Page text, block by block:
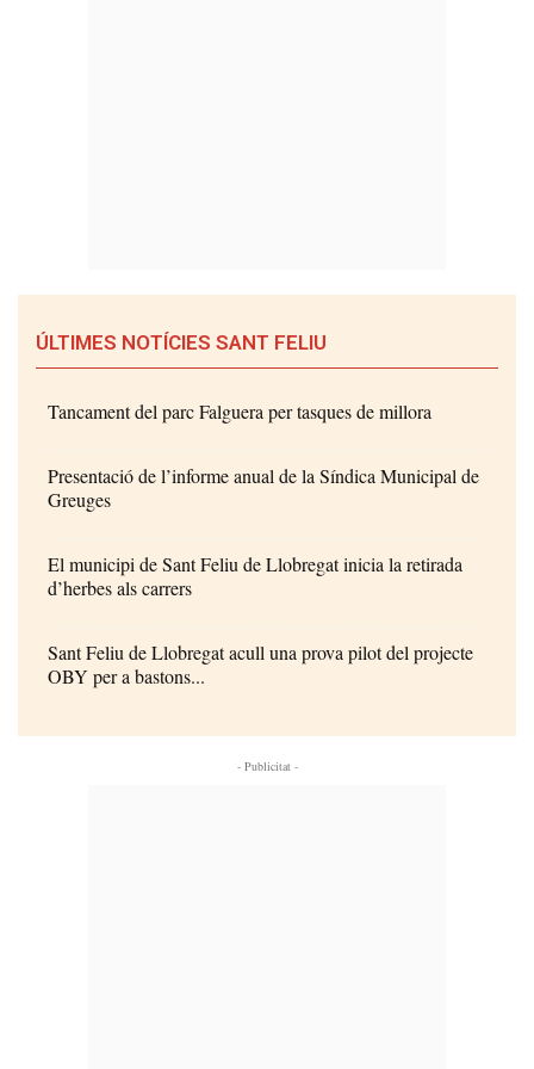
ÚLTIMES NOTÍCIES SANT FELIU
Tancament del parc Falguera per tasques de millora
Presentació de l’informe anual de la Síndica Municipal de
Greuges
El municipi de Sant Feliu de Llobregat inicia la retirada
d’herbes als carrers
Sant Feliu de Llobregat acull una prova pilot del projecte
OBY per a bastons...
- Publicitat -